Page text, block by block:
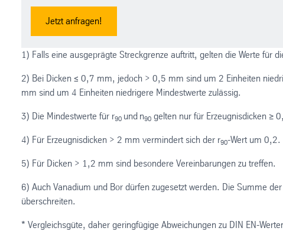
Jetzt anfragen!
1) Falls eine ausgeprägte Streckgrenze auftritt, gelten die Werte für
2) Bei Dicken ≤ 0,7 mm, jedoch > 0,5 mm sind um 2 Einheiten
mm sind um 4 Einheiten niedrigere Mindestwerte zulässig.
3) Die Mindestwerte für r90 und n90 gelten nur für Erzeugnisdicken ≥
4) Für Erzeugnisdicken > 2 mm vermindert sich der r90-Wert um 0,2.
5) Für Dicken > 1,2 mm sind besondere Vereinbarungen zu treffen.
6) Auch Vanadium und Bor dürfen zugesetzt werden. Die Summe
überschreiten.
* Vergleichsgüte, daher geringfügige Abweichungen zu DIN EN-